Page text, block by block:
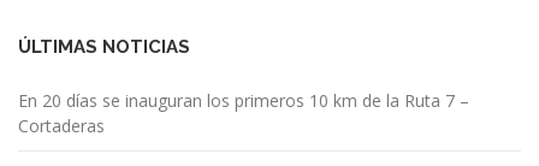
ÚLTIMAS NOTICIAS
En 20 días se inauguran los primeros 10 km de la Ruta 7 –
Cortaderas